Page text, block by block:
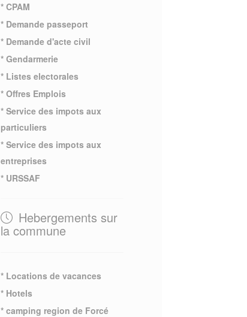
* CPAM
* Demande passeport
* Demande d'acte civil
* Gendarmerie
* Listes electorales
* Offres Emplois
* Service des impots aux
particuliers
* Service des impots aux
entreprises
* URSSAF
Hebergements sur
la commune
* Locations de vacances
* Hotels
* camping region de Forcé